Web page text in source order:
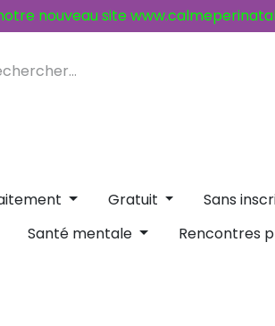
nouveau site
Gratuit Sans
Santé mentale Rencontres